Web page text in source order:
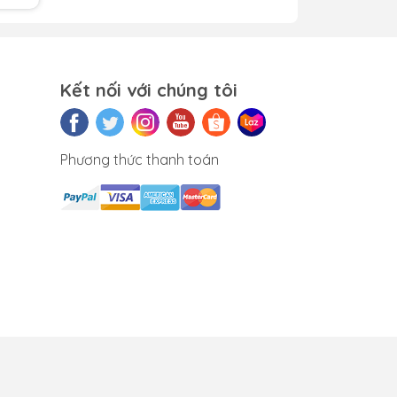
Kết nối với chúng tôi
Phương thức thanh toán